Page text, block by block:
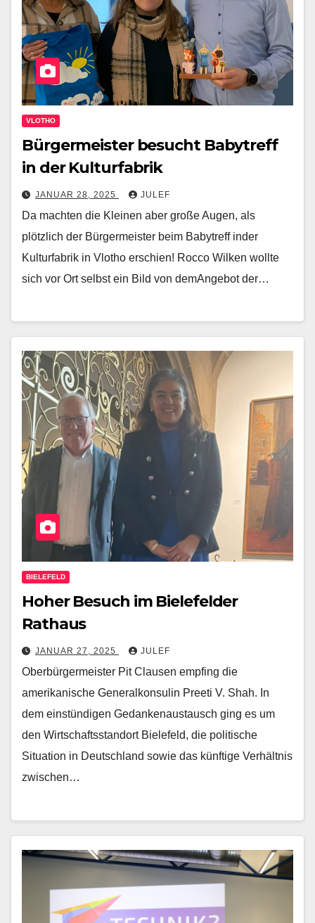
VLOTHO
Bürgermeister besucht Babytreff
in der Kulturfabrik
JANUAR 28, 2025 JULEF
Da machten die Kleinen aber große Augen, als
plötzlich der Bürgermeister beim Babytreff inder
Kulturfabrik in Vlotho erschien! Rocco Wilken wollte
sich vor Ort selbst ein Bild von demAngebot der…
BIELEFELD
Hoher Besuch im Bielefelder
Rathaus
JANUAR 27, 2025 JULEF
Oberbürgermeister Pit Clausen empfing die
amerikanische Generalkonsulin Preeti V. Shah. In
dem einstündigen Gedankenaustausch ging es um
den Wirtschaftsstandort Bielefeld, die politische
Situation in Deutschland sowie das künftige Verhältnis
zwischen…